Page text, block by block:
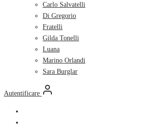
Carlo Salvatelli
Di Gregorio
Fratelli
Gilda Tonelli
Luana
Marino Orlandi
Sara Burglar
Autentificare